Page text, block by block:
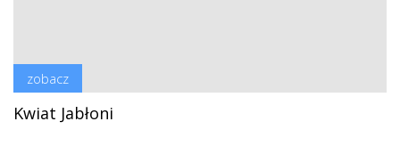
zobacz
Kwiat Jabłoni